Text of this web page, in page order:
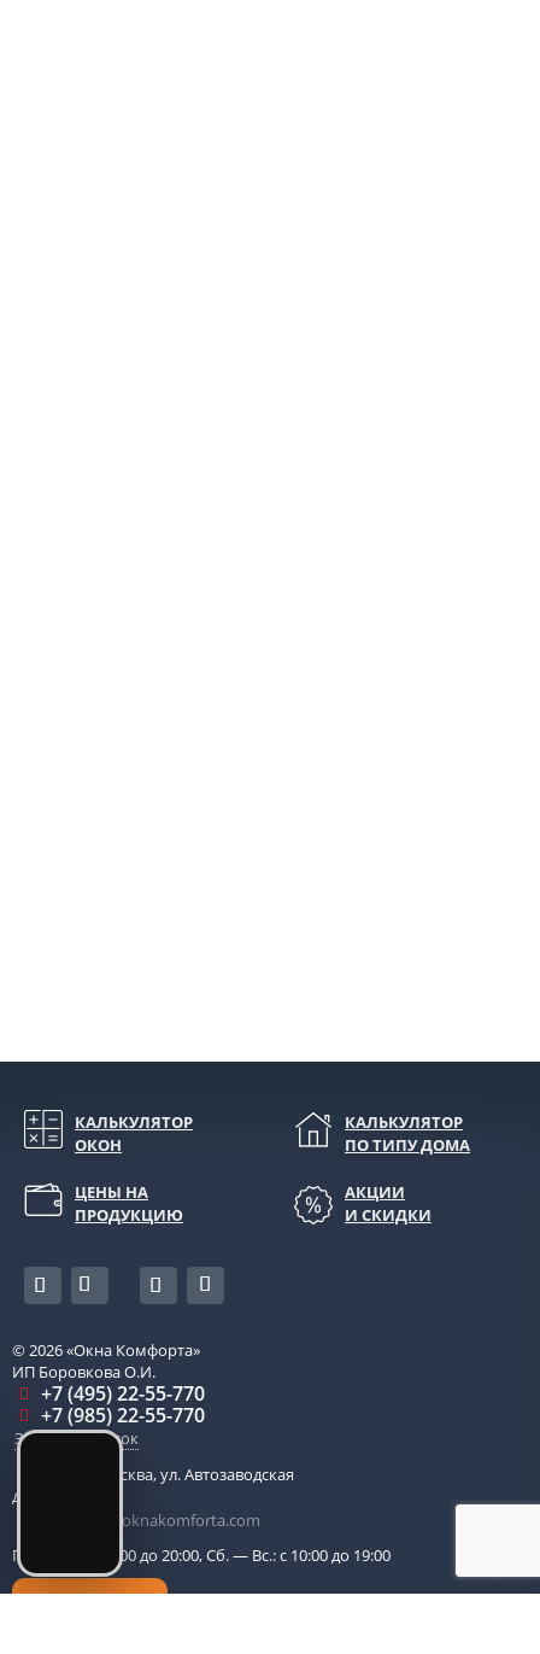
КАЛЬКУЛЯТОР
ОКОН
КАЛЬКУЛЯТОР
ПО ТИПУ ДОМА
ЦЕНЫ НА
ПРОДУКЦИЮ
АКЦИИ
И СКИДКИ
© 2026«Окна Комфорта»
ИП Боровкова О.И.
+7 (495) 22-55-770
+7 (985) 22-55-770
Заказать звонок
Москва,ул. Автозаводская
д. 14, оф. 203
centr-ofis@oknakomforta.com
Пн. — Пт.: с 10:00 до 20:00, Сб. — Вс.: с 10:00 до 19:00